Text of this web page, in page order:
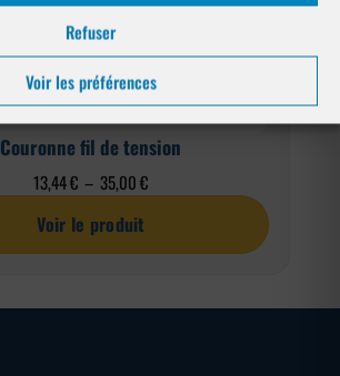
Refuser
Voir les préférences
Couronne fil de tension
13,44€ – 35,00€Plage
13,44 €
35,00 €
Voir le produit